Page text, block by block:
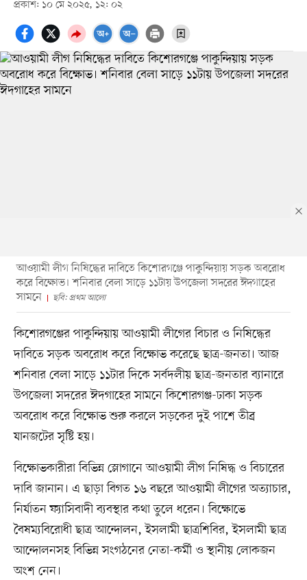
প্রকাশ: ১০ মে ২০২৫, ১২: ০২
আওয়ামী লীগ নিষিদ্ধের দাবিতে কিশোরগঞ্জে পাকুন্দিয়ায় সড়ক অবরোধ
করে বিক্ষোভ। শনিবার বেলা সাড়ে ১১টায় উপজেলা সদরের ঈদগাহের
সামনে
ছবি: প্রথম আলো
কিশোরগঞ্জের পাকুন্দিয়ায় আওয়ামী লীগের বিচার ও নিষিদ্ধের
দাবিতে সড়ক অবরোধ করে বিক্ষোভ করেছে ছাত্র-জনতা। আজ
শনিবার বেলা সাড়ে ১১টার দিকে সর্বদলীয় ছাত্র-জনতার ব্যানারে
উপজেলা সদরের ঈদগাহের সামনে কিশোরগঞ্জ-ঢাকা সড়ক
অবরোধ করে বিক্ষোভ শুরু করলে সড়কের দুই পাশে তীব্র
যানজটের সৃষ্টি হয়।
বিক্ষোভকারীরা বিভিন্ন স্লোগানে আওয়ামী লীগ নিষিদ্ধ ও বিচারের
দাবি জানান। এ ছাড়া বিগত ১৬ বছরে আওয়ামী লীগের অত্যাচার,
নির্যাতন ফ্যাসিবাদী ব্যবস্থার কথা তুলে ধরেন। বিক্ষোভে
বৈষম্যবিরোধী ছাত্র আন্দোলন, ইসলামী ছাত্রশিবির, ইসলামী ছাত্র
আন্দোলনসহ বিভিন্ন সংগঠনের নেতা-কর্মী ও স্থানীয় লোকজন
অংশ নেন।